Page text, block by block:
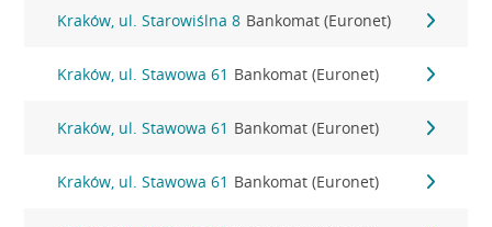
Kraków, ul. Starowiślna 8 Bankomat (Euronet)
Kraków, ul. Stawowa 61 Bankomat (Euronet)
Kraków, ul. Stawowa 61 Bankomat (Euronet)
Kraków, ul. Stawowa 61 Bankomat (Euronet)